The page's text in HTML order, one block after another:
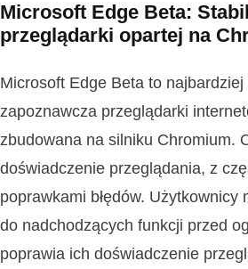
Microsoft Edge Beta:
przeglądarki opartej na
Microsoft Edge Beta to
zapoznawcza przeglądarki
zbudowana na silniku Chromium.
doświadczenie przeglądania, z
poprawkami błędów. Użytkownicy
do nadchodzących funkcji przed
poprawia ich doświadczenie